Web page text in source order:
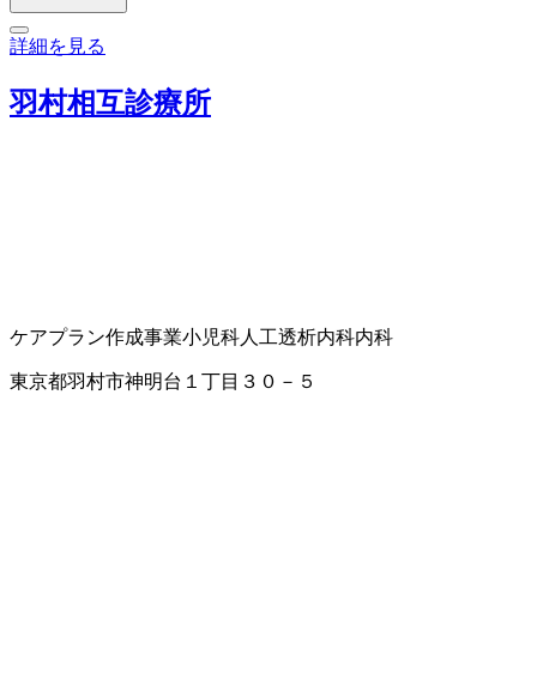
詳細を見る
羽村相互診療所
ケアプラン作成事業小児科人工透析内科内科
東京都羽村市神明台１丁目３０－５